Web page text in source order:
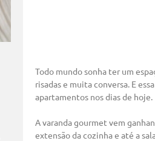
Todo mundo sonha ter um
risadas e muita conversa. E
apartamentos nos dias de hoje.
A varanda gourmet vem
extensão da cozinha e até a